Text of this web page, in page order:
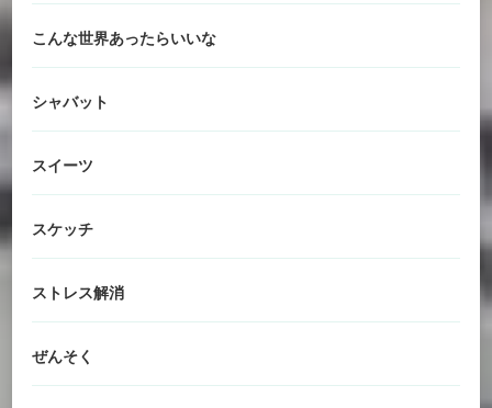
こんな世界あったらいいな
シャバット
スイーツ
スケッチ
ストレス解消
ぜんそく